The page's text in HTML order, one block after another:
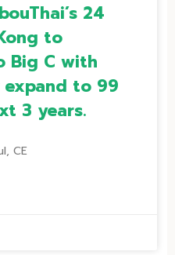
24
to
Big C with
to 99
3 years.
CE